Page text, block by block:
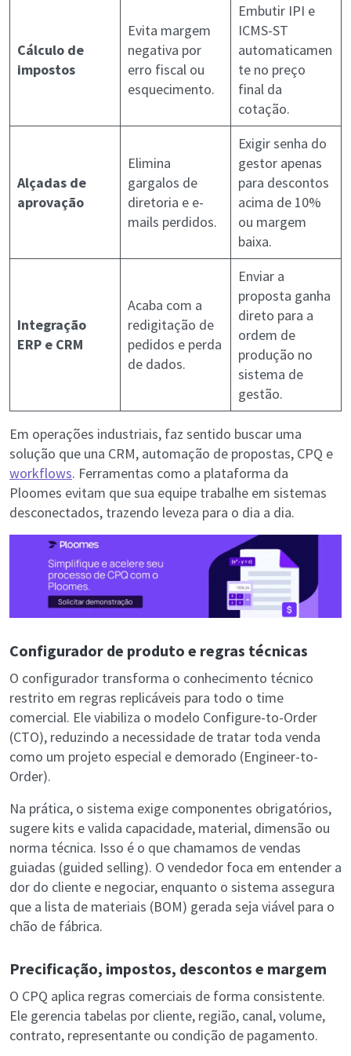
Cálculo de
impostos
Evita margem
negativa por
erro fiscal ou
esquecimento.
Embutir IPI e
ICMS-ST
automaticamen
te no preço
final da
cotação.
Alçadas de
aprovação
Elimina
gargalos de
diretoria e e-
mails perdidos.
Exigir senha do
gestor apenas
para descontos
acima de 10%
ou margem
baixa.
Integração
ERP e CRM
Acaba com a
redigitação de
pedidos e perda
de dados.
Enviar a
proposta ganha
direto para a
ordem de
produção no
sistema de
gestão.
Em operações industriais, faz sentido buscar uma
solução que una CRM, automação de propostas, CPQ e
workflows. Ferramentas como a plataforma da
Ploomes evitam que sua equipe trabalhe em sistemas
desconectados, trazendo leveza para o dia a dia.
Configurador de produto e regras técnicas
O configurador transforma o conhecimento técnico
restrito em regras replicáveis para todo o time
comercial. Ele viabiliza o modelo Configure-to-Order
(CTO), reduzindo a necessidade de tratar toda venda
como um projeto especial e demorado (Engineer-to-
Order).
Na prática, o sistema exige componentes obrigatórios,
sugere kits e valida capacidade, material, dimensão ou
norma técnica. Isso é o que chamamos de vendas
guiadas (guided selling). O vendedor foca em entender a
dor do cliente e negociar, enquanto o sistema assegura
que a lista de materiais (BOM) gerada seja viável para o
chão de fábrica.
Precificação, impostos, descontos e margem
O CPQ aplica regras comerciais de forma consistente.
Ele gerencia tabelas por cliente, região, canal, volume,
contrato, representante ou condição de pagamento.